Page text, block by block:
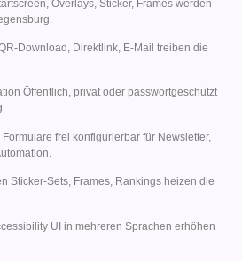
Overlays, Sticker, Frames werden
Download, Direktlink, E-Mail treiben die
Öffentlich, privat oder passwortgeschützt
frei konfigurierbar für Newsletter,
Sticker-Sets, Frames, Rankings heizen die
UI in mehreren Sprachen erhöhen